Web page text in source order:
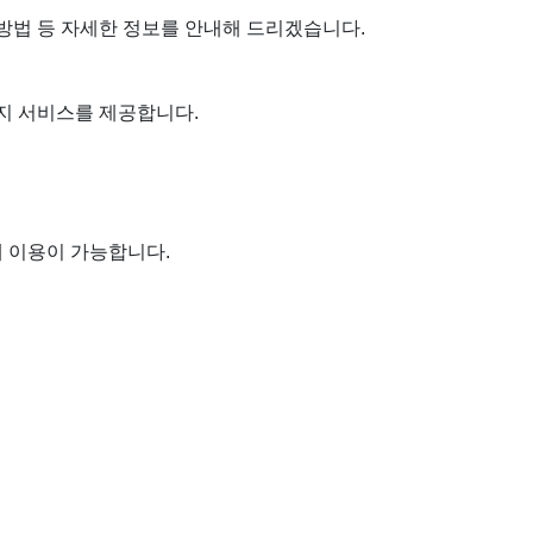
법 등 자세한 정보를 안내해 드리겠습니다.
서비스를 제공합니다.
이용이 가능합니다.